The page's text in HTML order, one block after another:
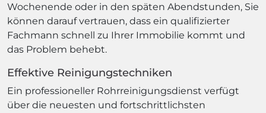
Wochenende oder in den späten Abendstunden, Sie
können darauf vertrauen, dass ein qualifizierter
Fachmann schnell zu Ihrer Immobilie kommt und
das Problem behebt.
Effektive Reinigungstechniken
Ein professioneller Rohrreinigungsdienst verfügt
über die neuesten und fortschrittlichsten